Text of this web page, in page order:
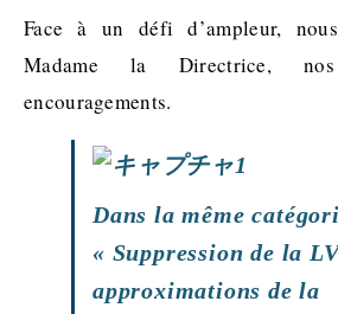
Face à un défi d’ampleur,
Madame la Directrice,
encouragements.
Dans la même
« Suppression de la
approximations de la